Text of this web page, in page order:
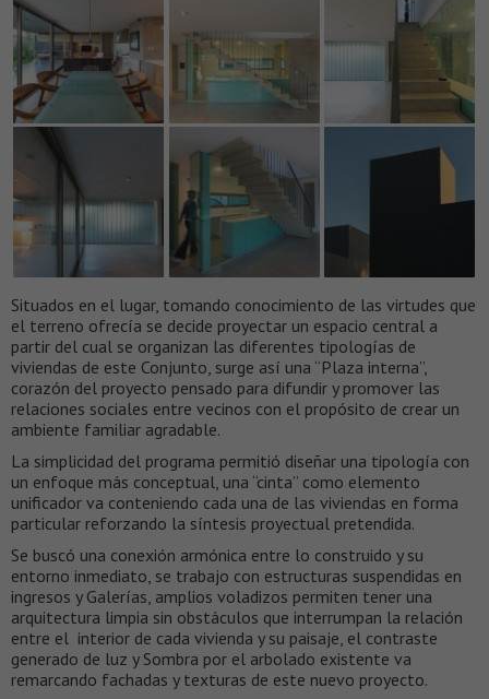
Situados en el lugar, tomando conocimiento de las virtudes que
el terreno ofrecía se decide proyectar un espacio central a
partir del cual se organizan las diferentes tipologías de
viviendas de este Conjunto, surge así una “Plaza interna”,
corazón del proyecto pensado para difundir y promover las
relaciones sociales entre vecinos con el propósito de crear un
ambiente familiar agradable.
La simplicidad del programa permitió diseñar una tipología con
un enfoque más conceptual, una “cinta” como elemento
unificador va conteniendo cada una de las viviendas en forma
particular reforzando la síntesis proyectual pretendida.
Se buscó una conexión armónica entre lo construido y su
entorno inmediato, se trabajo con estructuras suspendidas en
ingresos y Galerías, amplios voladizos permiten tener una
arquitectura limpia sin obstáculos que interrumpan la relación
entre el interior de cada vivienda y su paisaje, el contraste
generado de luz y Sombra por el arbolado existente va
remarcando fachadas y texturas de este nuevo proyecto.